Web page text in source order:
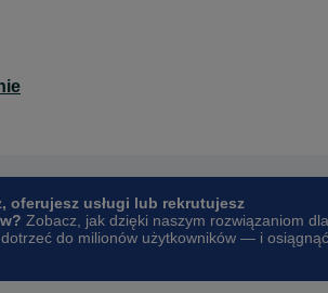
oferujesz usługi lub rekrutujesz
Zobacz, jak dzięki naszym rozwiązaniom dla
do milionów użytkowników — i osiągnąć